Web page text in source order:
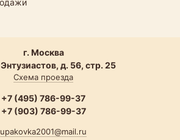
г. Москва
д. 56, стр. 25
Схема проезда
+7 (495) 786-99-37
+7 (903) 786-99-37
upakovka2001@mail.ru